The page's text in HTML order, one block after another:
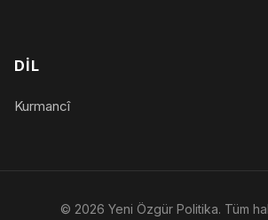
DIL
Kurmancî
© 2026 Yeni Özgür Politika. Tüm